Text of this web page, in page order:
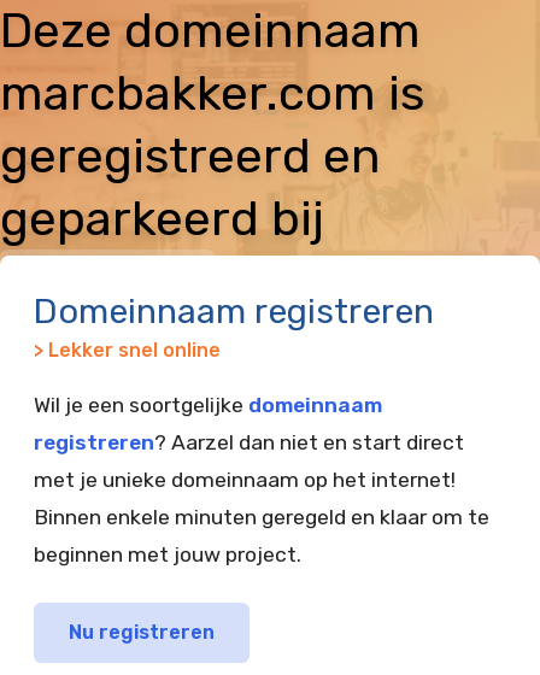
Deze domeinnaam
marcbakker.com is
geregistreerd en
geparkeerd bij
Domeinnaam registreren
> Lekker snel online
Wil je een soortgelijke domeinnaam
registreren? Aarzel dan niet en start direct
met je unieke domeinnaam op het internet!
Binnen enkele minuten geregeld en klaar om te
beginnen met jouw project.
Nu registreren